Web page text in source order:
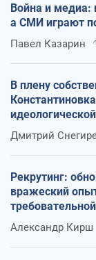
Война и медиа:
а СМИ играют
Павел Казарин
В плену
оккупантов
Дмитрий
Рекрутинг:
вражеский
Александр Кирш